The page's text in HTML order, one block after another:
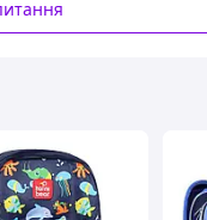
для канцелярії
рюкзака